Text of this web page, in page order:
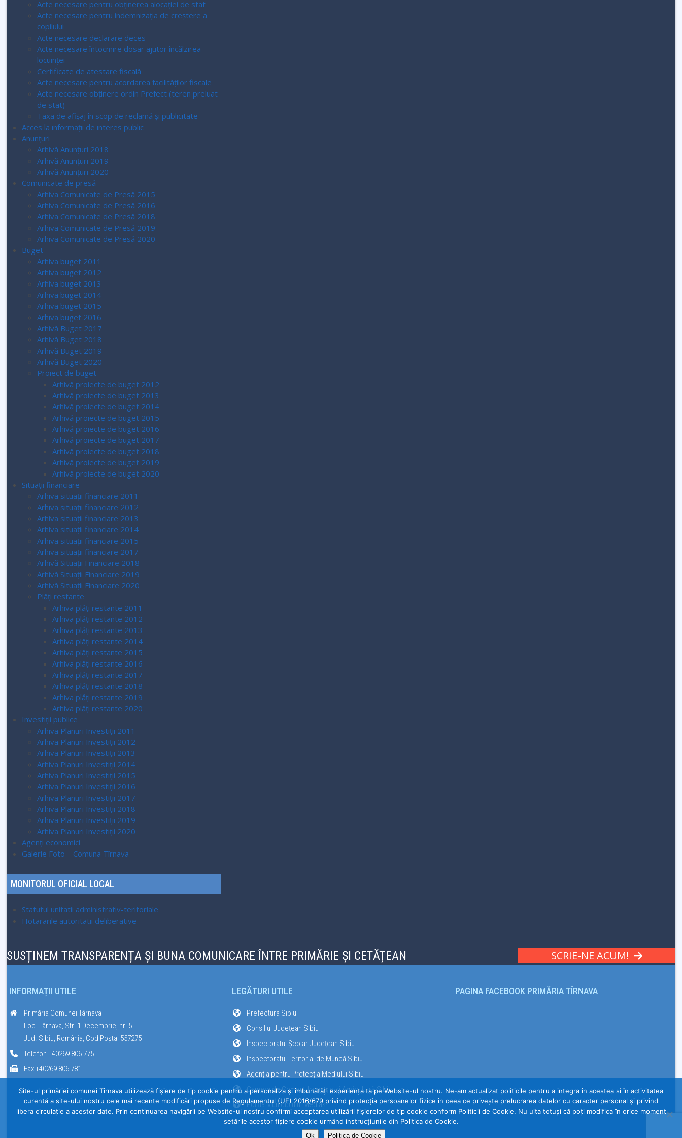
Acte necesare pentru obținerea alocației de stat
Acte necesare pentru indemnizația de creștere a
copilului
Acte necesare declarare deces
Acte necesare întocmire dosar ajutor încălzirea
locuinței
Certificate de atestare fiscală
Acte necesare pentru acordarea facilităților fiscale
Acte necesare obținere ordin Prefect (teren preluat
de stat)
Taxa de afișaj în scop de reclamă și publicitate
Acces la informaţii de interes public
Anunțuri
Arhivă Anunțuri 2018
Arhivă Anunțuri 2019
Arhivă Anunțuri 2020
Comunicate de presă
Arhiva Comunicate de Presă 2015
Arhiva Comunicate de Presă 2016
Arhiva Comunicate de Presă 2018
Arhiva Comunicate de Presă 2019
Arhiva Comunicate de Presă 2020
Buget
Arhiva buget 2011
Arhiva buget 2012
Arhiva buget 2013
Arhiva buget 2014
Arhiva buget 2015
Arhiva buget 2016
Arhivă Buget 2017
Arhivă Buget 2018
Arhivă Buget 2019
Arhivă Buget 2020
Proiect de buget
Arhivă proiecte de buget 2012
Arhivă proiecte de buget 2013
Arhivă proiecte de buget 2014
Arhivă proiecte de buget 2015
Arhivă proiecte de buget 2016
Arhivă proiecte de buget 2017
Arhivă proiecte de buget 2018
Arhivă proiecte de buget 2019
Arhivă proiecte de buget 2020
Situații financiare
Arhiva situații financiare 2011
Arhiva situații financiare 2012
Arhiva situații financiare 2013
Arhiva situații financiare 2014
Arhiva situații financiare 2015
Arhiva situații financiare 2017
Arhivă Situații Financiare 2018
Arhivă Situații Financiare 2019
Arhivă Situații Financiare 2020
Plăți restante
Arhiva plăți restante 2011
Arhiva plăți restante 2012
Arhiva plăți restante 2013
Arhiva plăți restante 2014
Arhiva plăți restante 2015
Arhiva plăți restante 2016
Arhiva plăți restante 2017
Arhiva plăți restante 2018
Arhiva plăți restante 2019
Arhiva plăți restante 2020
Investiții publice
Arhiva Planuri Investiții 2011
Arhiva Planuri Investiții 2012
Arhiva Planuri Investiții 2013
Arhiva Planuri Investiții 2014
Arhiva Planuri Investiții 2015
Arhiva Planuri Investiții 2016
Arhiva Planuri Investiții 2017
Arhiva Planuri Investiții 2018
Arhiva Planuri Investiții 2019
Arhiva Planuri Investiții 2020
Agenți economici
Galerie Foto – Comuna Tîrnava
MONITORUL OFICIAL LOCAL
Statutul unitatii administrativ-teritoriale
Hotararile autoritatii deliberative
SUSȚINEM TRANSPARENȚA ȘI BUNA COMUNICARE ÎNTRE PRIMĂRIE ȘI CETĂȚEAN SCRIE-NE ACUM!
INFORMAȚII UTILE
Primăria Comunei Târnava
Loc. Târnava, Str. 1 Decembrie, nr. 5
Jud. Sibiu, România, Cod Poștal 557275
Telefon +40269 806 775
Fax +40269 806 781
LEGĂTURI UTILE
Prefectura Sibiu
Consiliul Județean Sibiu
Inspectoratul Școlar Județean Sibiu
Inspectoratul Teritorial de Muncă Sibiu
Agenția pentru Protecția Mediului Sibiu
Camera de Comerț, Industrie și Agricultură Sibiu
Poliția Municipiului Mediaș
PAGINA FACEBOOK PRIMĂRIA TÎRNAVA
Site-ul primăriei comunei Tîrnava utilizează fişiere de tip cookie pentru a personaliza și îmbunătăți experiența ta pe Website-ul nostru. Ne-am actualizat politicile pentru a integra în acestea si în activitatea
curentă a site-ului nostru cele mai recente modificări propuse de Regulamentul (UE) 2016/679 privind protecția persoanelor fizice în ceea ce privește prelucrarea datelor cu caracter personal și privind
libera circulație a acestor date. Prin continuarea navigării pe Website-ul nostru confirmi acceptarea utilizării fişierelor de tip cookie conform Politicii de Cookie. Nu uita totuși că poți modifica în orice moment
setările acestor fişiere cookie urmând instrucțiunile din Politica de Cookie.
Ok Politica de Cookie